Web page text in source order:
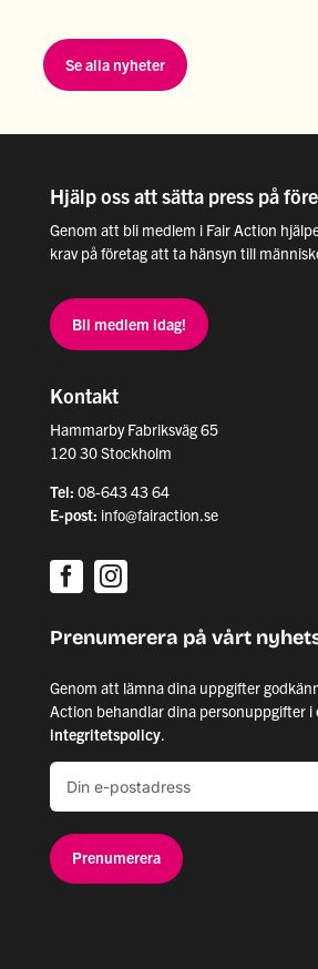
Se alla nyheter
Hjälp oss att sätta press på
Genom att bli medlem i Fair Action
krav på företag att ta hänsyn till
Bli medlem idag!
Kontakt
Hammarby Fabriksväg 65
120 30 Stockholm
Tel: 08-643 43 64
E-post: info@fairaction.se
Prenumerera på vårt
Genom att lämna dina uppgifter
Action behandlar dina personuppgifter i
integritetspolicy.